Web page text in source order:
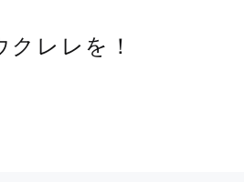
レレを！